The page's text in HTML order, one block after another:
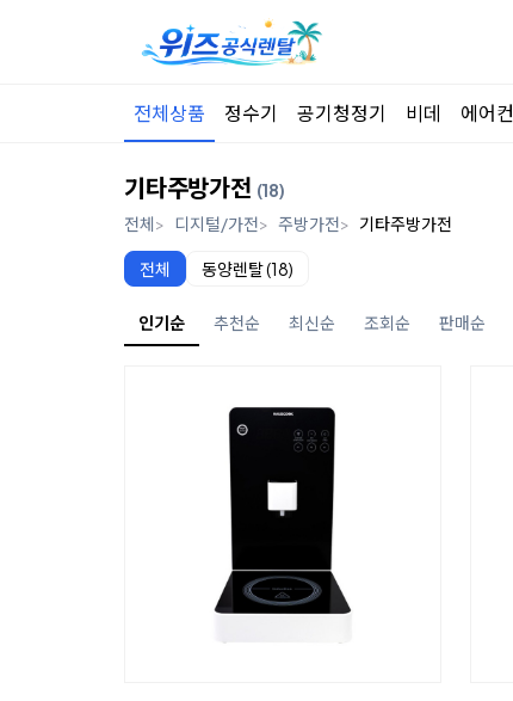
전체상품 정수기 공기청정기 비데 에어컨
기타주방가전 (18)
전체
디지털/가전 주방가전 기타주방가전
전체 동양렌탈 (18)
인기순 추천순 최신순 조회순 판매순